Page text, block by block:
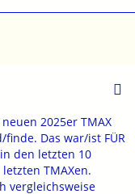
2025er TMAX
Das war/ist FÜR
den letzten 10
TMAXen.
vergleichsweise